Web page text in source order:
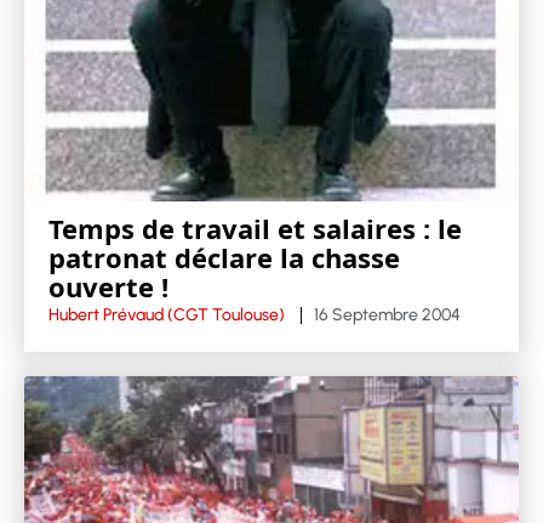
Temps de travail et salaires : le
patronat déclare la chasse
ouverte !
Hubert Prévaud (CGT Toulouse) 16 Septembre 2004